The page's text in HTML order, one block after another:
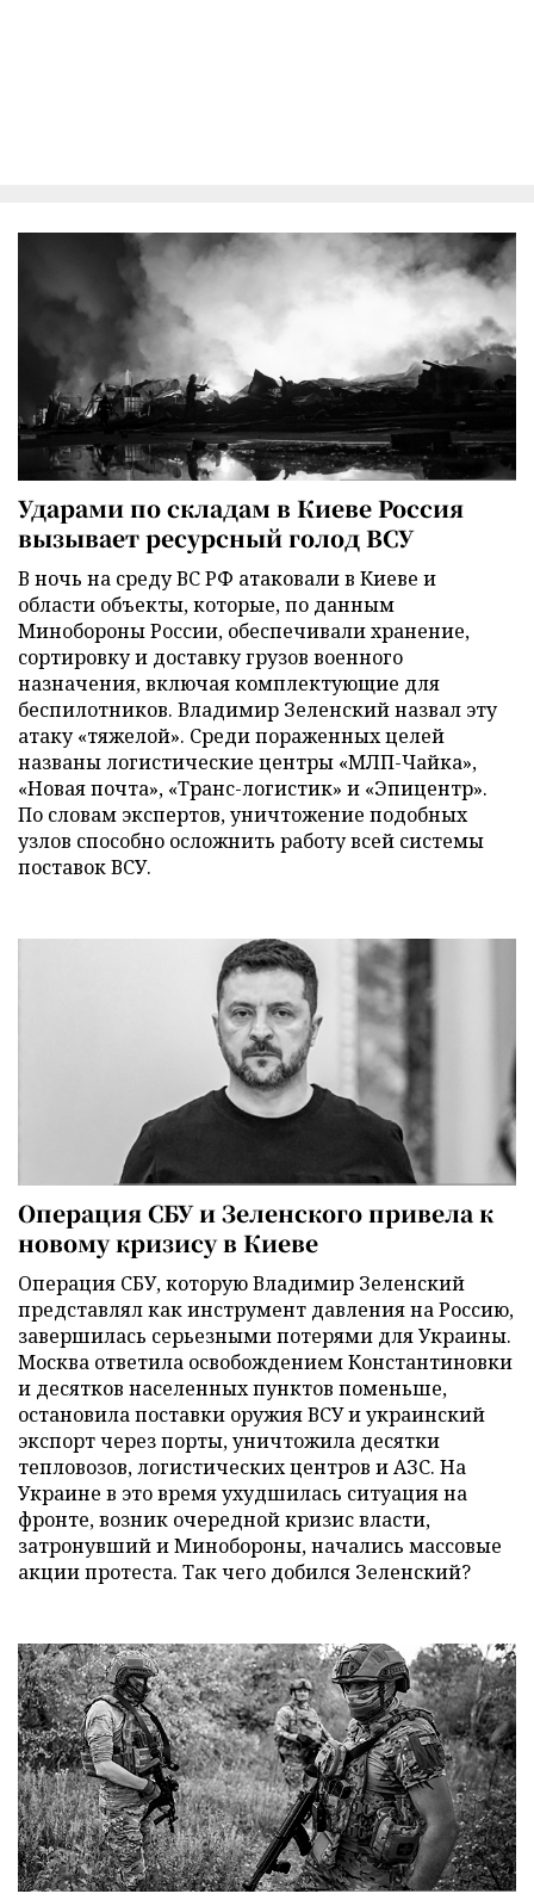
Ударами по складам в Киеве Россия
вызывает ресурсный голод ВСУ
В ночь на среду ВС РФ атаковали в Киеве и
области объекты, которые, по данным
Минобороны России, обеспечивали хранение,
сортировку и доставку грузов военного
назначения, включая комплектующие для
беспилотников. Владимир Зеленский назвал эту
атаку «тяжелой». Среди пораженных целей
названы логистические центры «МЛП-Чайка»,
«Новая почта», «Транс-логистик» и «Эпицентр».
По словам экспертов, уничтожение подобных
узлов способно осложнить работу всей системы
поставок ВСУ.
Операция СБУ и Зеленского привела к
новому кризису в Киеве
Операция СБУ, которую Владимир Зеленский
представлял как инструмент давления на Россию,
завершилась серьезными потерями для Украины.
Москва ответила освобождением Константиновки
и десятков населенных пунктов поменьше,
остановила поставки оружия ВСУ и украинский
экспорт через порты, уничтожила десятки
тепловозов, логистических центров и АЗС. На
Украине в это время ухудшилась ситуация на
фронте, возник очередной кризис власти,
затронувший и Минобороны, начались массовые
акции протеста. Так чего добился Зеленский?